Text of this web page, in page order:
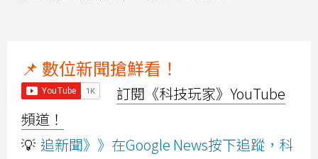
📌 數位新聞搶鮮看！
訂閱《科技玩家》YouTube
頻道！
💡 追新聞》》在Google News按下追蹤，科